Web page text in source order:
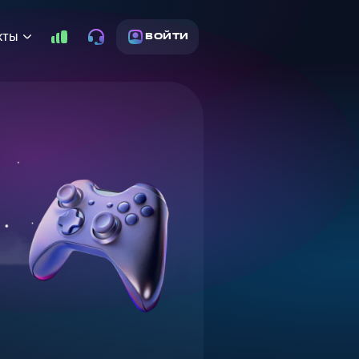
ВОЙТИ